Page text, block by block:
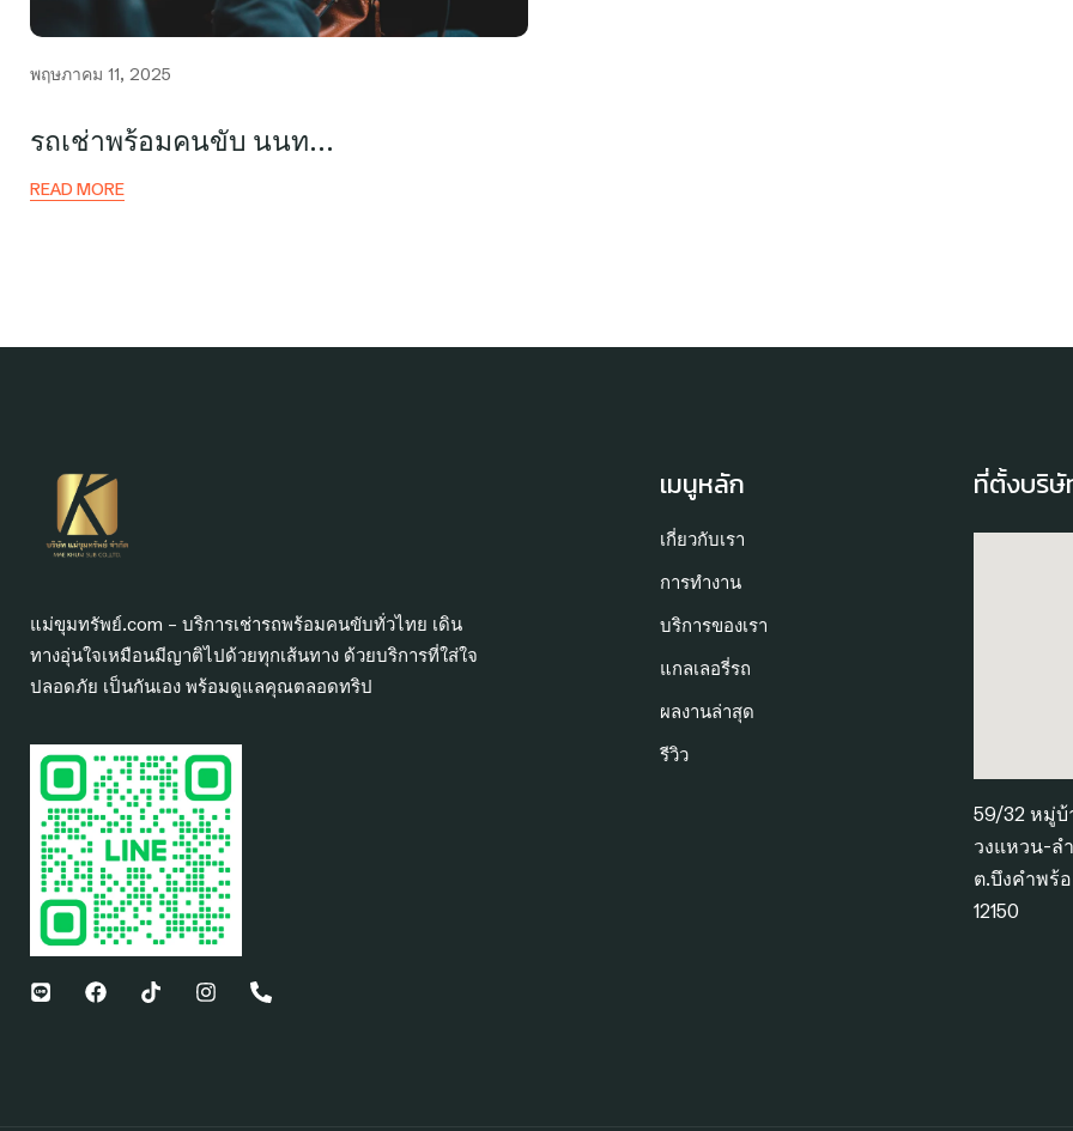
พฤษภาคม 11, 2025
รถเช่าพร้อมคนขับ นนท…
READ MORE
แม่ขุมทรัพย์.com – บริการเช่ารถพร้อมคนขับทั่วไทย เดิน
ทางอุ่นใจเหมือนมีญาติไปด้วยทุกเส้นทาง ด้วยบริการที่ใส่ใจ
ปลอดภัย เป็นกันเอง พร้อมดูแลคุณตลอดทริป
เมนูหลัก
เกี่ยวกับเรา
การทำงาน
บริการของเรา
แกลเลอรี่รถ
ผลงานล่าสุด
รีวิว
ที่ตั้งบริ
59/32 หมู่บ้
วงแหวน-ล
ต.บึงคำพร้
12150